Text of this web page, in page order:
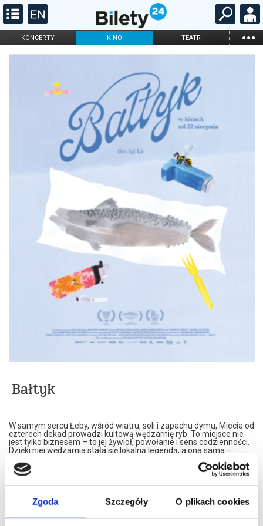
Zgoda Szczegóły O plikach cookies
KONCERTY KINO TEATR ...
FILHARMONIA OPERA I BALET
KARNETY
Bałtyk
W samym sercu Łeby, wśród wiatru, soli i zapachu dymu, Miecia od
czterech dekad prowadzi kultową wędzarnię ryb. To miejsce nie
jest tylko biznesem – to jej żywioł, powołanie i sens codzienności.
Dzięki niej wędzarnia stała się lokalną legendą, a ona sama –
sąsiadka czy szefowa – to Królowa Łeby z krwi i kości, z
charakterem ostrym jak dym z pieca.
pytaniem: jak odnaleźć siebie poza pracą, która przez lata była
wszystkim?
„Bałtyk” to opowieść o sile, pasji i delikatnym momencie